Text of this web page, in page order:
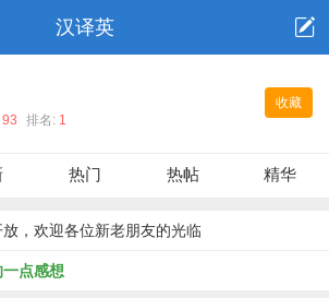
汉译英
收藏
93 排名: 1
热门 热帖 精华
，欢迎各位新老朋友的光临
点感想